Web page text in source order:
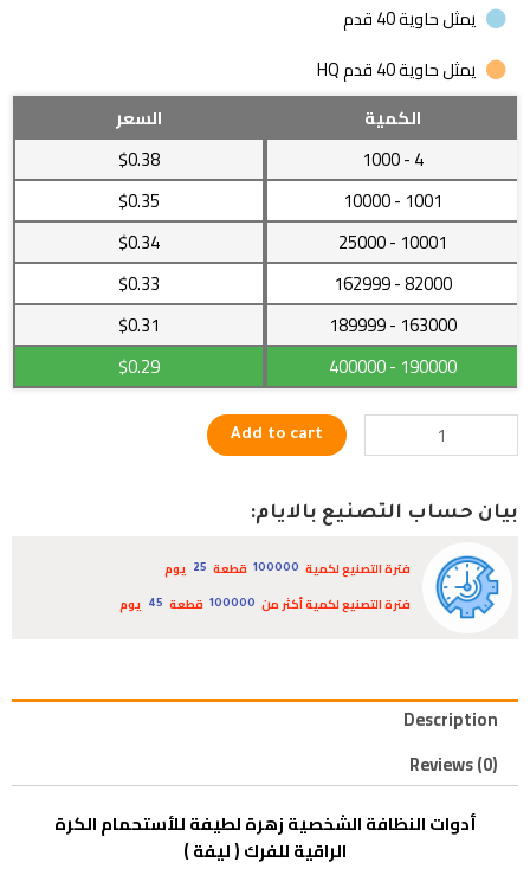
يمثل حاوية 40 قدم
يمثل حاوية 40 قدم HQ
الكمية
السعر
4
- 1000
$0.38
1001
- 10000
$0.35
10001
- 25000
$0.34
82000
- 162999
$0.33
163000
- 189999
$0.31
190000
- 400000
$0.29
أدوات
النظافة
زهرة
لطيفة
الكرة
الراقية
quantity
Add to cart
بيان حساب التصنيع بالايام:
فترة التصنيع لكمية 100000 قطعة 25
يوم
فترة التصنيع لكمية أكثر من
100000 قطعة 45 يوم
Description
Reviews (0)
أدوات النظافة الشخصية زهرة لطيفة للأستحمام الكرة
الراقية للفرك ( ليفة )